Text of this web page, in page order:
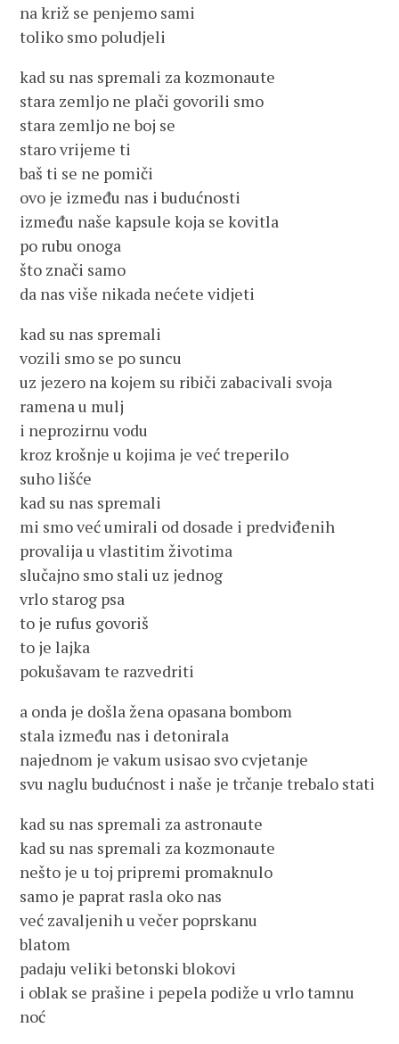
na križ se penjemo sami
toliko smo poludjeli
kad su nas spremali za kozmonaute
stara zemljo ne plači govorili smo
stara zemljo ne boj se
staro vrijeme ti
baš ti se ne pomiči
ovo je između nas i budućnosti
između naše kapsule koja se kovitla
po rubu onoga
što znači samo
da nas više nikada nećete vidjeti
kad su nas spremali
vozili smo se po suncu
uz jezero na kojem su ribiči zabacivali svoja
ramena u mulj
i neprozirnu vodu
kroz krošnje u kojima je već treperilo
suho lišće
kad su nas spremali
mi smo već umirali od dosade i predviđenih
provalija u vlastitim životima
slučajno smo stali uz jednog
vrlo starog psa
to je rufus govoriš
to je lajka
pokušavam te razvedriti
a onda je došla žena opasana bombom
stala između nas i detonirala
najednom je vakum usisao svo cvjetanje
svu naglu budućnost i naše je trčanje trebalo stati
kad su nas spremali za astronaute
kad su nas spremali za kozmonaute
nešto je u toj pripremi promaknulo
samo je paprat rasla oko nas
već zavaljenih u večer poprskanu
blatom
padaju veliki betonski blokovi
i oblak se prašine i pepela podiže u vrlo tamnu
noć